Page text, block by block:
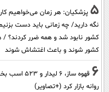
5 پزشکیان: هر زمان می‌خواهیم
نگه دارید/ چه زمانی باید دست
کشور نابود شد و همه ضرر کردند؟ /
کشور شوند و باعث اغتشاش شوند
6
قهوه ساز، 6
روانه بازار کرد (+تصاویر)